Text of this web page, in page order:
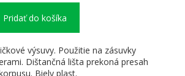
Pridať do košíka
výsuvy. Použitie na zásuvky
Dištančná lišta prekoná presah
Biely plast.